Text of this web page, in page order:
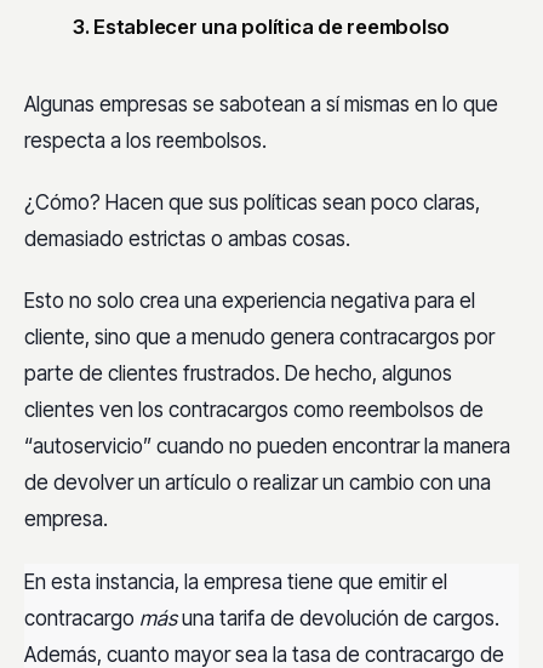
3. Establecer una política de reembolso
Algunas empresas se sabotean a sí mismas en lo que
respecta a los reembolsos.
¿Cómo? Hacen que sus políticas sean poco claras,
demasiado estrictas o ambas cosas.
Esto no solo crea una experiencia negativa para el
cliente, sino que a menudo genera contracargos por
parte de clientes frustrados. De hecho, algunos
clientes ven los contracargos como reembolsos de
“autoservicio” cuando no pueden encontrar la manera
de devolver un artículo o realizar un cambio con una
empresa.
En esta instancia, la empresa tiene que emitir el
contracargo másuna tarifa de devolución de cargos.
Además, cuanto mayor sea la tasa de contracargo de